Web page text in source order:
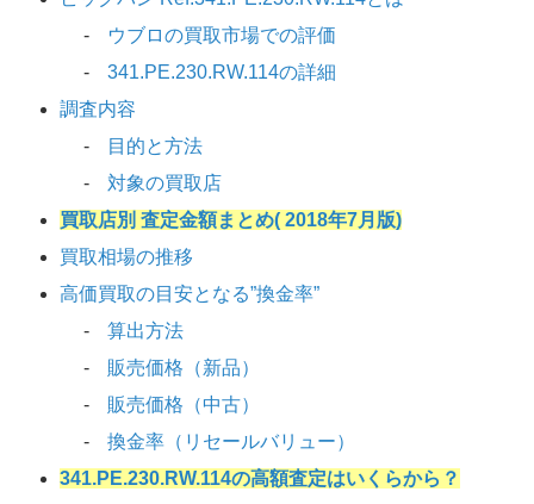
ウブロの買取市場での評価
341.PE.230.RW.114の詳細
調査内容
目的と方法
対象の買取店
買取店別 査定金額まとめ( 2018年7月版)
買取相場の推移
高価買取の目安となる”換金率”
算出方法
販売価格（新品）
販売価格（中古）
換金率（リセールバリュー）
341.PE.230.RW.114の高額査定はいくらから？